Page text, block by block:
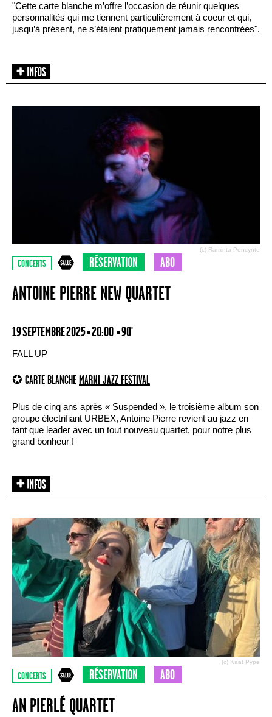
"Cette carte blanche m’offre l’occasion de réunir quelques
personnalités qui me tiennent particulièrement à coeur et qui,
jusqu’à présent, ne s’étaient pratiquement jamais rencontrées".
(c) Raminta Poncynte
CONCERTS RÉSERVATION ABO
ANTOINE PIERRE NEW QUARTET
19 SEPTEMBRE 2025 • 20:00 • 90'
FALL UP
✪ CARTE BLANCHE MARNI JAZZ FESTIVAL
Plus de cinq ans après « Suspended », le troisième album son
groupe électrifiant URBEX, Antoine Pierre revient au jazz en
tant que leader avec un tout nouveau quartet, pour notre plus
grand bonheur !
(c) Kaat Pype
CONCERTS RÉSERVATION ABO
AN PIERLÉ QUARTET